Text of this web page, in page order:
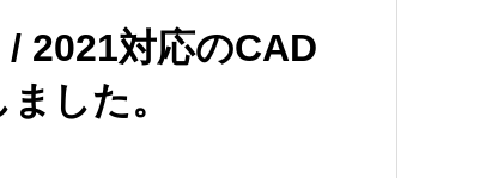
2021対応のCAD
した。